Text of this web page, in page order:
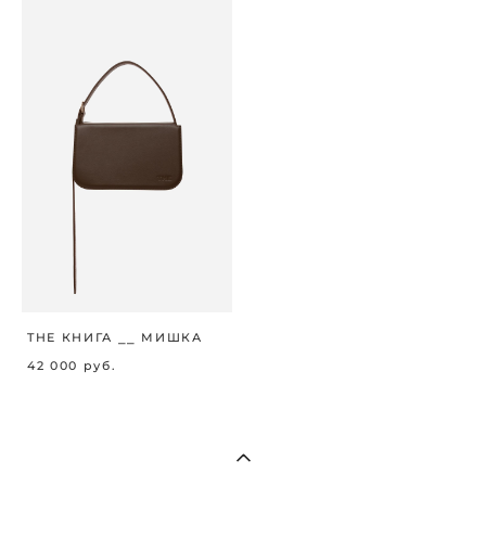
THE КНИГА ⎯⎯ МИШКА
42 000 pуб.